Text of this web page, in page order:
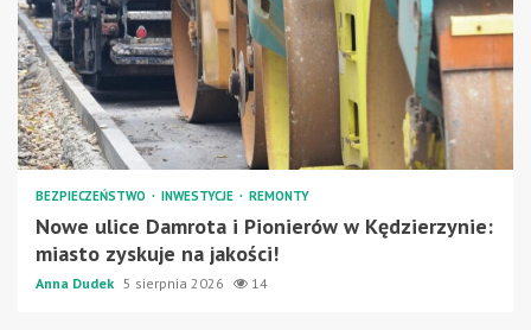
BEZPIECZEŃSTWO INWESTYCJE REMONTY
Nowe ulice Damrota i Pionierów w Kędzierzynie:
miasto zyskuje na jakości!
Anna Dudek 5 sierpnia 2026 14